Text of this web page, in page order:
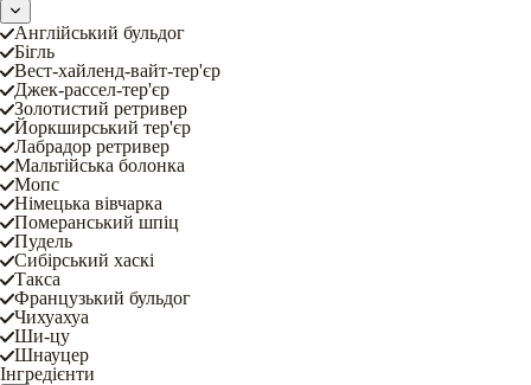
Англійський бульдог
Бігль
Вест-хайленд-вайт-тер'єр
Джек-рассел-тер'єр
Золотистий ретривер
Йоркширський тер'єр
Лабрадор ретривер
Мальтійська болонка
Мопс
Німецька вівчарка
Померанський шпіц
Пудель
Сибірський хаскі
Такса
Французький бульдог
Чихуахуа
Ши-цу
Шнауцер
Інгредієнти